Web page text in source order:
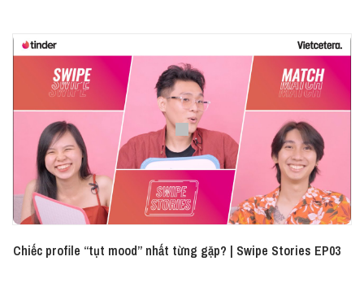
Chiếc profile “tụt mood” nhất từng gặp? | Swipe Stories EP03